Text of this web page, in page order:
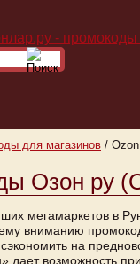
для магазинов / Ozon
Озон ру
мегамаркетов в
вниманию
на
дает возможность